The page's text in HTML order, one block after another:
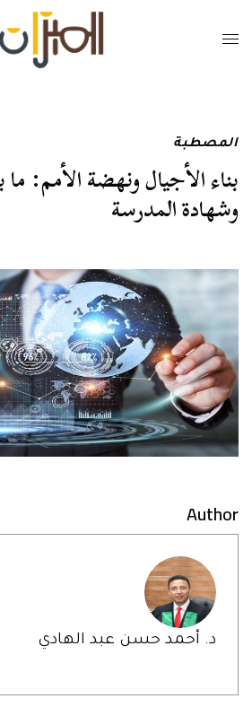
المصطبة
بناء الأجيال ونهضة الأمم:
وشهادة المدرسة
Author
د. أحمد حسن عبد الهادي